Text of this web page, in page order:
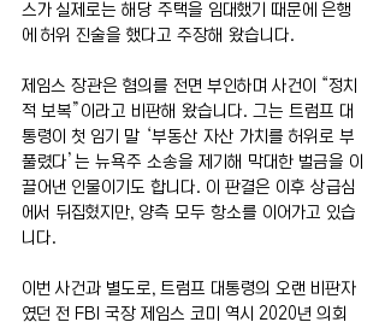
스가 실제로는 해당 주택을 임대했기 때문에 은행
에 허위 진술을 했다고 주장해 왔습니다.
제임스 장관은 혐의를 전면 부인하며 사건이 “정치
적 보복”이라고 비판해 왔습니다. 그는 트럼프 대
통령이 첫 임기 말 ‘부동산 자산 가치를 허위로 부
풀렸다’는 뉴욕주 소송을 제기해 막대한 벌금을 이
끌어낸 인물이기도 합니다. 이 판결은 이후 상급심
에서 뒤집혔지만, 양측 모두 항소를 이어가고 있습
니다.
이번 사건과 별도로, 트럼프 대통령의 오랜 비판자
였던 전 FBI 국장 제임스 코미 역시 2020년 의회